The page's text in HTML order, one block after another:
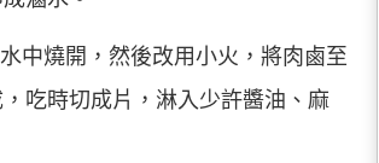
中燒開，然後改用小火，將肉鹵至
吃時切成片，淋入少許醬油、麻